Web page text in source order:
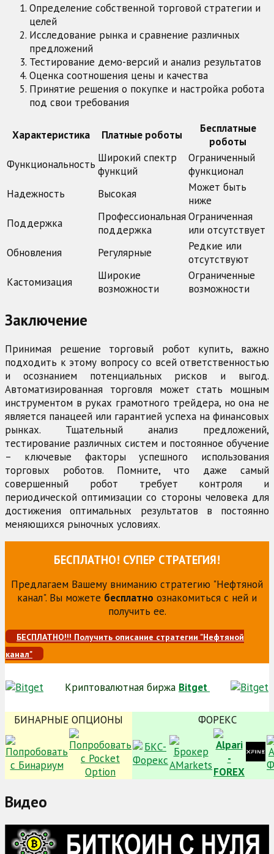
Определение собственной торговой стратегии и
целей
Исследование рынка и сравнение различных
предложений
Тестирование демо-версий и анализ результатов
Оценка соотношения цены и качества
Принятие решения о покупке и настройка робота
под свои требования
Характеристика Платные роботы
Бесплатные
роботы
Функциональность Широкий спектр
функций
Ограниченный
функционал
Надежность
Высокая
Может быть
ниже
Поддержка
Профессиональная
поддержка
Ограниченная
или отсутствует
Обновления
Регулярные
Редкие или
отсутствуют
Кастомизация
Широкие
возможности
Ограниченные
возможности
Заключение
Принимая решение торговый робот купить, важно
подходить к этому вопросу со всей ответственностью
и осознанием потенциальных рисков и выгод.
Автоматизированная торговля может стать мощным
инструментом в руках грамотного трейдера, но она не
является панацеей или гарантией успеха на финансовых
рынках. Тщательный анализ предложений,
тестирование различных систем и постоянное обучение
– ключевые факторы успешного использования
торговых роботов. Помните, что даже самый
совершенный робот требует контроля и
периодической оптимизации со стороны человека для
достижения оптимальных результатов в постоянно
меняющихся рыночных условиях.
БЕСПЛАТНО! СУПЕР СТРАТЕГИЯ!
Предлагаем Вашему вниманию стратегию "Нефтяной
канал". Вы можете бесплатно ознакомиться с ней и
получить ее.
БЕСПЛАТНО!!! Получить описание стратегии "Нефтяной
канал"
Криптовалютная биржа Bitget
БИНАРНЫЕ ОПЦИОНЫ ФОРЕКС
Видео